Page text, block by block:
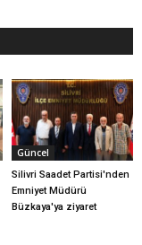
Güncel
Silivri Saadet Partisi'nden
Emniyet Müdürü
Büzkaya'ya ziyaret